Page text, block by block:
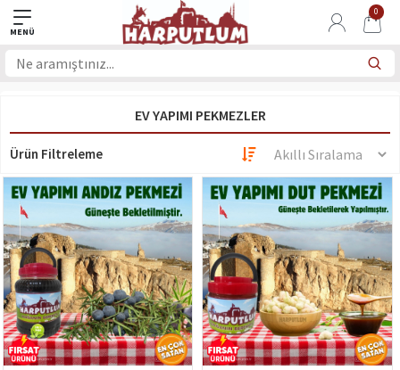
0
EV YAPIMI PEKMEZLER
Ürün Filtreleme